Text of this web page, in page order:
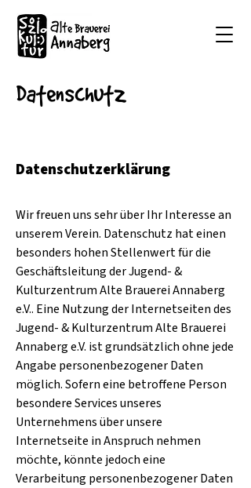
Datenschutz
Datenschutzerklärung
Wir freuen uns sehr über Ihr Interesse an
unserem Verein. Datenschutz hat einen
besonders hohen Stellenwert für die
Geschäftsleitung der Jugend- &
Kulturzentrum Alte Brauerei Annaberg
e.V.. Eine Nutzung der Internetseiten des
Jugend- & Kulturzentrum Alte Brauerei
Annaberg e.V. ist grundsätzlich ohne jede
Angabe personenbezogener Daten
möglich. Sofern eine betroffene Person
besondere Services unseres
Unternehmens über unsere
Internetseite in Anspruch nehmen
möchte, könnte jedoch eine
Verarbeitung personenbezogener Daten